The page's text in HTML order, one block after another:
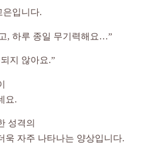
은입니다.
, 하루 종일 무기력해요…”
지 않아요.”
요.
성격의
욱 자주 나타나는 양상입니다.